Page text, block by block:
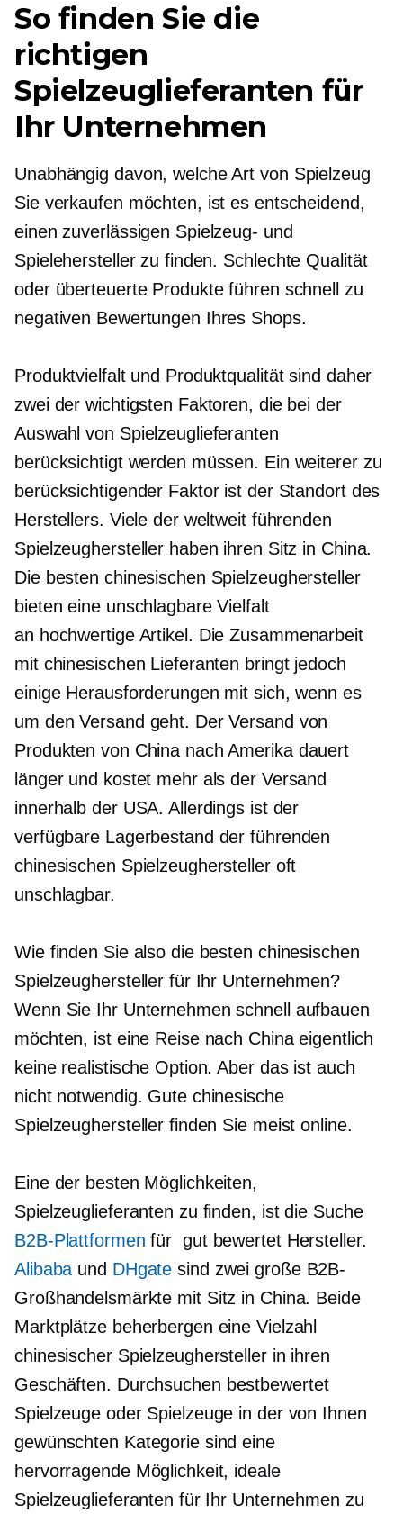
So finden Sie die
richtigen
Spielzeuglieferanten für
Ihr Unternehmen
Unabhängig davon, welche Art von Spielzeug
Sie verkaufen möchten, ist es entscheidend,
einen zuverlässigen Spielzeug- und
Spielehersteller zu finden. Schlechte Qualität
oder überteuerte Produkte führen schnell zu
negativen Bewertungen Ihres Shops.
Produktvielfalt und Produktqualität sind daher
zwei der wichtigsten Faktoren, die bei der
Auswahl von Spielzeuglieferanten
berücksichtigt werden müssen. Ein weiterer zu
berücksichtigender Faktor ist der Standort des
Herstellers. Viele der weltweit führenden
Spielzeughersteller haben ihren Sitz in China.
Die besten chinesischen Spielzeughersteller
bieten eine unschlagbare Vielfalt
an hochwertigeArtikel. Die Zusammenarbeit
mit chinesischen Lieferanten bringt jedoch
einige Herausforderungen mit sich, wenn es
um den Versand geht. Der Versand von
Produkten von China nach Amerika dauert
länger und kostet mehr als der Versand
innerhalb der USA. Allerdings ist der
verfügbare Lagerbestand der führenden
chinesischen Spielzeughersteller oft
unschlagbar.
Wie finden Sie also die besten chinesischen
Spielzeughersteller für Ihr Unternehmen?
Wenn Sie Ihr Unternehmen schnell aufbauen
möchten, ist eine Reise nach China eigentlich
keine realistische Option. Aber das ist auch
nicht notwendig. Gute chinesische
Spielzeughersteller finden Sie meist online.
Eine der besten Möglichkeiten,
Spielzeuglieferanten zu finden, ist die Suche
B2B-Plattformen für gut bewertetHersteller.
Alibaba und DHgate sind zwei große B2B-
Großhandelsmärkte mit Sitz in China. Beide
Marktplätze beherbergen eine Vielzahl
chinesischer Spielzeughersteller in ihren
Geschäften. Durchsuchen bestbewertet
Spielzeuge oder Spielzeuge in der von Ihnen
gewünschten Kategorie sind eine
hervorragende Möglichkeit, ideale
Spielzeuglieferanten für Ihr Unternehmen zu